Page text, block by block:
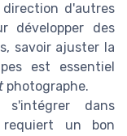
d'autres
développer des
savoir ajuster la
est essentiel
photographe.
dans
requiert un bon